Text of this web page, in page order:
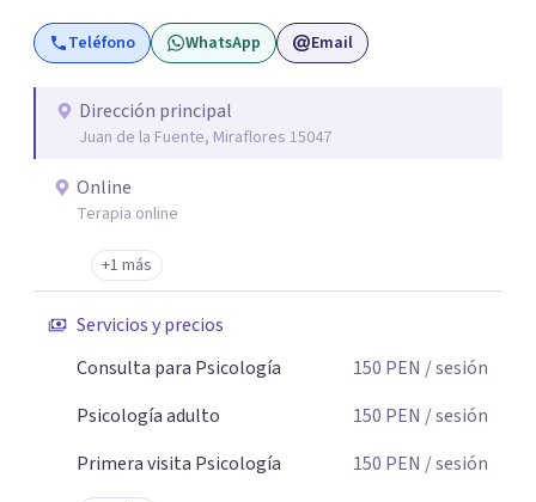
con técnicas/herramientas psicoterapéuticas Contamos
con 9 sedes en Lima Perú 🇵🇪: San Borja, Surco,
Miguel, Magdalena, Los Olivos. Los servicios que
brindamos son: Evaluación - Diagnóstico - Intervención
Terapia de Pareja Terapia Psicológica Adultos –
Entrenamiento para Padres Orientación Vocacional
Psicoterapia Gestalt Terapia Familiar Psicoterapia para
adolescentes Terapia para adultos Terapia de Aceptación
y Compromiso Activación Conductual Mindfulness Visita
Teléfono WhatsApp Email
Dirección principal
Juan de la Fuente, Miraflores 15047
Online
Terapia online
+1 más
Servicios y precios
Consulta para Psicología
150 PEN / sesión
Psicología adulto
150 PEN / sesión
Primera visita Psicología
150 PEN / sesión